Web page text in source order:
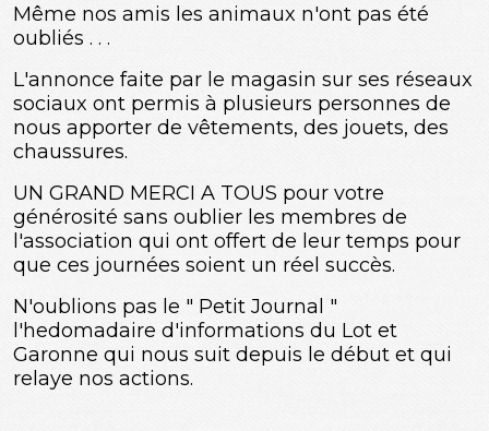
Même nos amis les animaux n'ont pas été
oubliés . . .
L'annonce faite par le magasin sur ses réseaux
sociaux ont permis à plusieurs personnes de
nous apporter de vêtements, des jouets, des
chaussures.
UN GRAND MERCI A TOUS pour votre
générosité sans oublier les membres de
l'association qui ont offert de leur temps pour
que ces journées soient un réel succès.
N'oublions pas le " Petit Journal "
l'hedomadaire d'informations du Lot et
Garonne qui nous suit depuis le début et qui
relaye nos actions.